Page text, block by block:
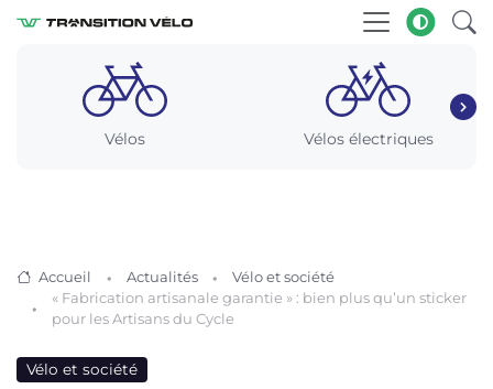
Vélos Vélos électriques
Accueil Actualités
Vélo et société
« Fabrication artisanale garantie » : bien plus qu’un sticker
pour les Artisans du Cycle
Vélo et société